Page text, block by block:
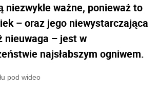
niezwykle ważne, ponieważ to
– oraz jego niewystarczająca
nieuwaga – jest w
najsłabszym ogniwem.
pod wideo